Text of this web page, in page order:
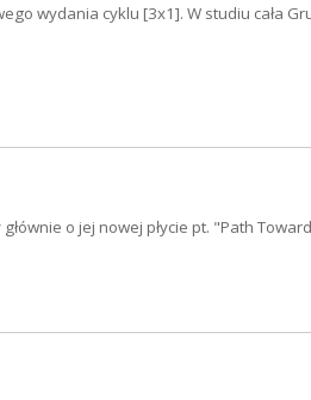
wydania cyklu [3x1]. W studiu cała
o jej nowej płycie pt. "Path